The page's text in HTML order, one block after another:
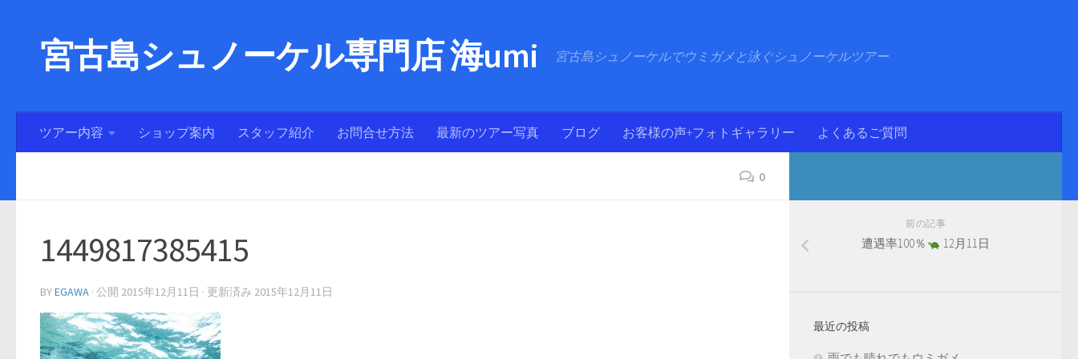
宮古島シュノーケル専門店 海umi 宮古島シュノーケルでウミガメと泳ぐシュノーケルツアー
ツアー内容 ショップ案内 スタッフ紹介 お問合せ方法 最新のツアー写真 ブログ お客様の声+フォトギャラリー よくあるご質問
0
1449817385415
BYEGAWA · 公開 2015年12月11日 · 更新済み 2015年12月11日
前の記事
遭遇率100％ 12月11日
最近の投稿